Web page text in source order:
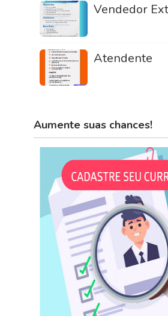
Vendedor
Atendente
Aumente suas chances!